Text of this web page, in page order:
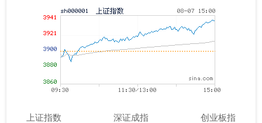
上证指数
深证成指
创业板指